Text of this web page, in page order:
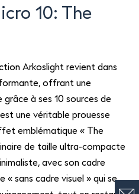
10: The
Arkoslight revient dans
offrant une
grâce à ses 10 sources de
est une véritable prouesse
emblématique « The
de taille ultra-compacte
avec son cadre
sans cadre visuel » qui se